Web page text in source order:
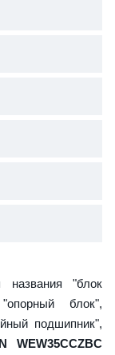
названия "блок
блок",
подшипник",
WEW35CCZBC